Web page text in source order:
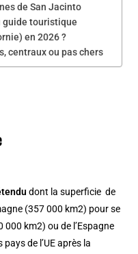
de San Jacinto
guide touristique
en 2026 ?
centraux ou pas chers
dont la superficie de
(357 000 km2) pour se
000 km2) ou de l’Espagne
de l’UE après la